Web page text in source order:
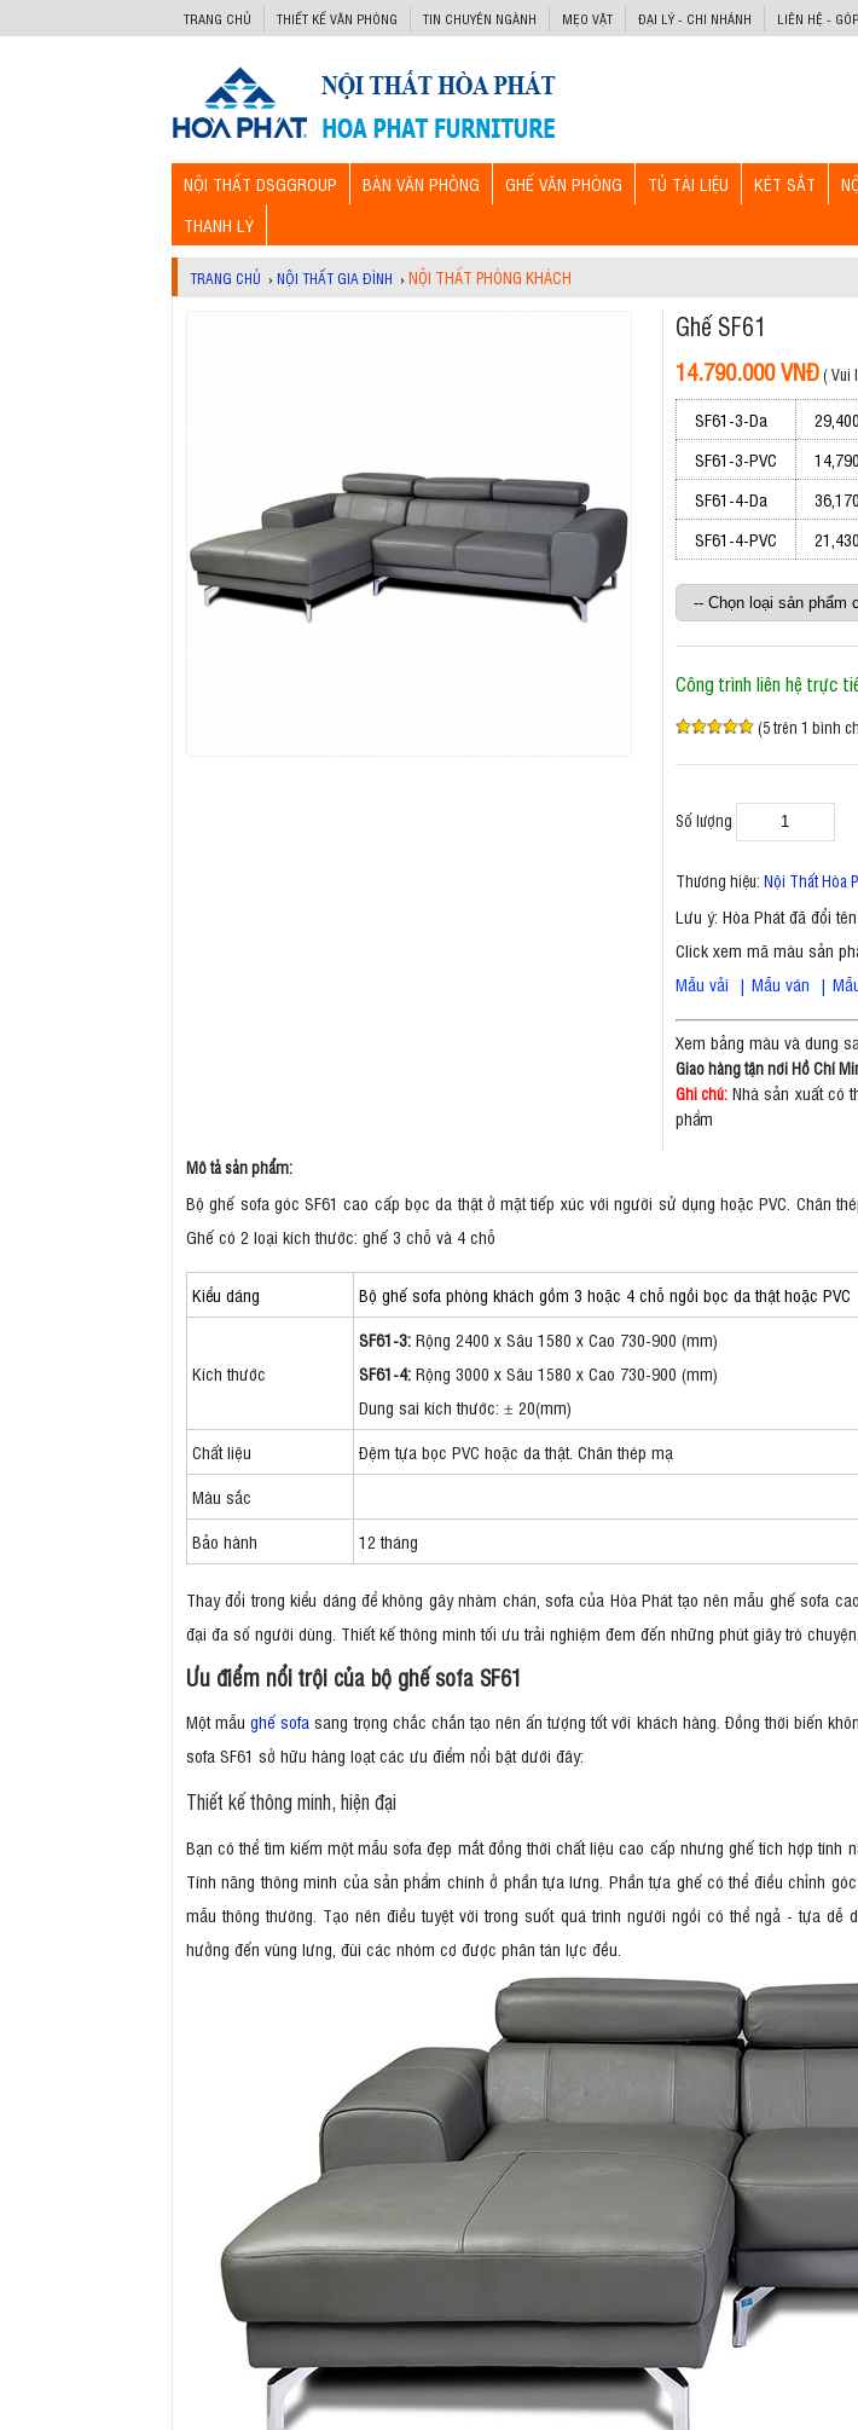
TRANG CHỦ THIẾT KẾ VĂN PHÒNG TIN CHUYÊN NGÀNH MẸO VẶT ĐẠI LÝ - CHI NHÁNH LIÊN HỆ -
NỘI THẤT DSGGROUP BÀN VĂN PHÒNG GHẾ VĂN PHÒNG TỦ TÀI LIỆU KÉT SẮT
THANH LÝ
TRANG CHỦ › NỘI THẤT GIA ĐÌNH ›NỘI THẤT PHÒNG KHÁCH
Ghế SF61
14.790.000 VNĐ( Vui
SF61-3-Da
SF61-3-PVC
SF61-4-Da
SF61-4-PVC
Công trình liên hệ trực
(5 trên 1 bình
Số lượng
Thương hiệu: Nội Thất Hòa
Lưu ý: Hòa Phát đã đổi
Click xem mã màu sản
Mẫu vải | Mẫu ván |
Xem bảng màu và dung
Giao hàng tận nơi Hồ Chí
Ghi chú:Nhà sản xuất có
phẩm
Mô tả sản phẩm:
Bộ ghế sofa góc SF61 cao cấp bọc da thật ở mặt tiếp xúc với người sử dụng hoặc PVC. Chân
Ghế có 2 loại kích thước: ghế 3 chỗ và 4 chỗ
Kiểu dáng Bộ ghế sofa phòng khách gồm 3 hoặc 4 chỗ ngồi bọc da thật hoặc PVC
Kích thước
SF61-3: Rộng 2400 x Sâu 1580 x Cao 730-900 (mm)
SF61-4: Rộng 3000 x Sâu 1580 x Cao 730-900 (mm)
Dung sai kích thước: ± 20(mm)
Chất liệu
Đệm tựa bọc PVC hoặc da thật. Chân thép mạ
Màu sắc
Bảo hành
12 tháng
Thay đổi trong kiểu dáng để không gây nhàm chán, sofa của Hòa Phát tạo nên mẫu ghế sofa
đại đa số người dùng. Thiết kế thông minh tối ưu trải nghiệm đem đến những phút giây trò
Ưu điểm nổi trội của bộ ghế sofa SF61
Một mẫughế sofa sang trọng chắc chắn tạo nên ấn tượng tốt với khách hàng. Đồng thời biến
sofa SF61 sở hữu hàng loạt các ưu điểm nổi bật dưới đây:
Thiết kế thông minh, hiện đại
Bạn có thể tìm kiếm một mẫu sofa đẹp mắt đồng thời chất liệu cao cấp nhưng ghế tích hợp tính
Tính năng thông minh của sản phẩm chính ở phần tựa lưng. Phần tựa ghế có thể điều chỉnh
mẫu thông thường. Tạo nên điều tuyệt vời trong suốt quá trình người ngồi có thể ngả - tựa
hưởng đến vùng lưng, đùi các nhóm cơ được phân tán lực đều.